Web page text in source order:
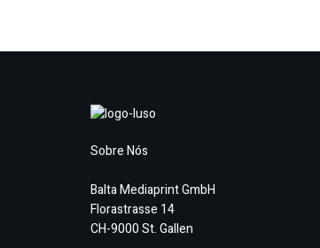
Sobre Nós
Balta Mediaprint GmbH
Florastrasse 14
CH-9000 St. Gallen